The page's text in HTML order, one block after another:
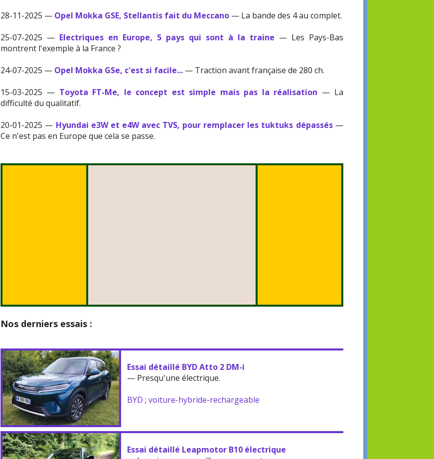
28-11-2025 — Opel Mokka GSE, Stellantis fait du Meccano — La bande des 4 au complet.
25-07-2025 — Electriques en Europe, 5 pays qui sont à la traine — Les Pays-Bas
montrent l'exemple à la France ?
24-07-2025 — Opel Mokka GSe, c'est si facile... — Traction avant française de 280 ch.
15-03-2025 — Toyota FT-Me, le concept est simple mais pas la réalisation — La
difficulté du qualitatif.
20-01-2025 — Hyundai e3W et e4W avec TVS, pour remplacer les tuktuks dépassés—
Ce n'est pas en Europe que cela se passe.
Nos derniers essais :
Essai détaillé BYD Atto 2 DM-i
— Presqu'une électrique.
BYD ;voiture-hybride-rechargeable
Essai détaillé Leapmotor B10 électrique